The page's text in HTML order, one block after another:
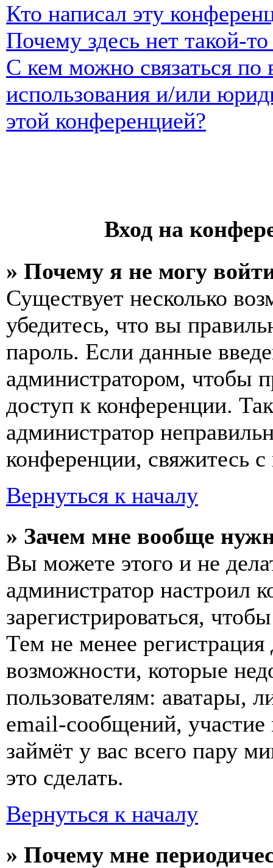
Кто написал эту
Почему здесь нет такой-
С кем можно связаться по
использования и/или
этой конференцией?
Вход на
» Почему я не могу
Существует несколько
убедитесь, что вы
пароль. Если данные
администратором, чтобы
доступ к конференции.
администратор
конференции, свяжитесь
Вернуться к началу
» Зачем мне вообще
Вы можете этого и не
администратор
зарегистрироваться,
Тем не менее
возможности, которые
пользователям: аватары,
email-сообщений, участие
займёт у вас всего пару
это сделать.
Вернуться к началу
» Почему мне